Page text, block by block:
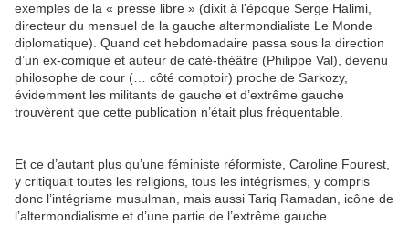
exemples de la « presse libre » (dixit à l’époque Serge Halimi,
directeur du mensuel de la gauche altermondialiste Le Monde
diplomatique). Quand cet hebdomadaire passa sous la direction
d’un ex-comique et auteur de café-théâtre (Philippe Val), devenu
philosophe de cour (… côté comptoir) proche de Sarkozy,
évidemment les militants de gauche et d’extrême gauche
trouvèrent que cette publication n’était plus fréquentable.
Et ce d’autant plus qu’une féministe réformiste, Caroline Fourest,
y critiquait toutes les religions, tous les intégrismes, y compris
donc l’intégrisme musulman, mais aussi Tariq Ramadan, icône de
l’altermondialisme et d’une partie de l’extrême gauche.